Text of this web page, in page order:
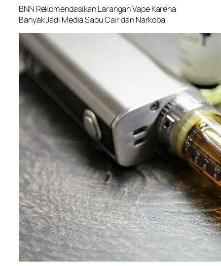
BNN Rekomendasikan Larangan Vape Karena
Banyak Jadi Media Sabu Cair dan Narkoba